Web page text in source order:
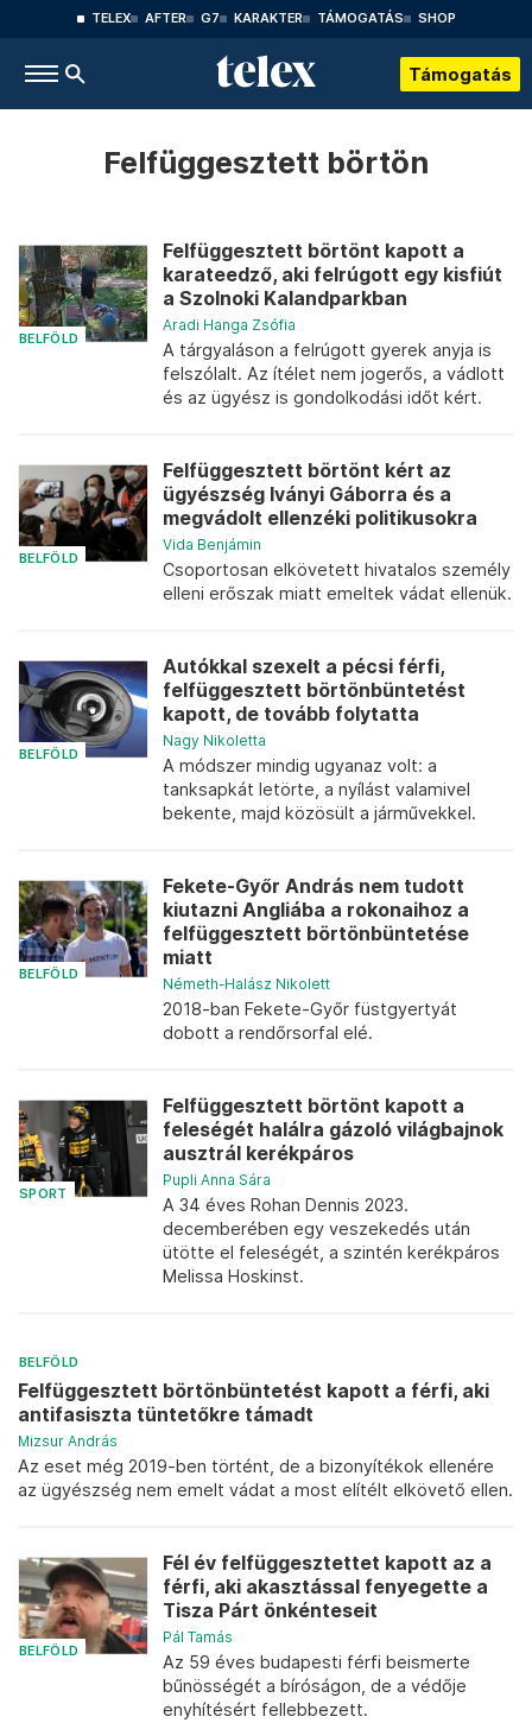
TELEX AFTER G7 KARAKTER TÁMOGATÁS SHOP
Támogatás
Felfüggesztett börtön
BELFÖLD
Felfüggesztett börtönt kapott a
karateedző, aki felrúgott egy kisfiút
a Szolnoki Kalandparkban
Aradi Hanga Zsófia
A tárgyaláson a felrúgott gyerek anyja is
felszólalt. Az ítélet nem jogerős, a vádlott
és az ügyész is gondolkodási időt kért.
BELFÖLD
Felfüggesztett börtönt kért az
ügyészség Iványi Gáborra és a
megvádolt ellenzéki politikusokra
Vida Benjámin
Csoportosan elkövetett hivatalos személy
elleni erőszak miatt emeltek vádat ellenük.
BELFÖLD
Autókkal szexelt a pécsi férfi,
felfüggesztett börtönbüntetést
kapott, de tovább folytatta
Nagy Nikoletta
A módszer mindig ugyanaz volt: a
tanksapkát letörte, a nyílást valamivel
bekente, majd közösült a járművekkel.
BELFÖLD
Fekete-Győr András nem tudott
kiutazni Angliába a rokonaihoz a
felfüggesztett börtönbüntetése
miatt
Németh-Halász Nikolett
2018-ban Fekete-Győr füstgyertyát
dobott a rendőrsorfal elé.
SPORT
Felfüggesztett börtönt kapott a
feleségét halálra gázoló világbajnok
ausztrál kerékpáros
Pupli Anna Sára
A 34 éves Rohan Dennis 2023.
decemberében egy veszekedés után
ütötte el feleségét, a szintén kerékpáros
Melissa Hoskinst.
BELFÖLD
Felfüggesztett börtönbüntetést kapott a férfi, aki
antifasiszta tüntetőkre támadt
Mizsur András
Az eset még 2019-ben történt, de a bizonyítékok ellenére
az ügyészség nem emelt vádat a most elítélt elkövető ellen.
BELFÖLD
Fél év felfüggesztettet kapott az a
férfi, aki akasztással fenyegette a
Tisza Párt önkénteseit
Pál Tamás
Az 59 éves budapesti férfi beismerte
bűnösségét a bíróságon, de a védője
enyhítésért fellebbezett.